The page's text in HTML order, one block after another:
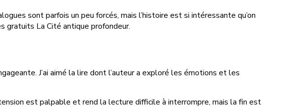
sont parfois un peu forcés, mais l’histoire est si intéressante qu’on
gratuits La Cité antique profondeur.
J’ai aimé la lire dont l’auteur a exploré les émotions et les
est palpable et rend la lecture difficile à interrompre, mais la fin est